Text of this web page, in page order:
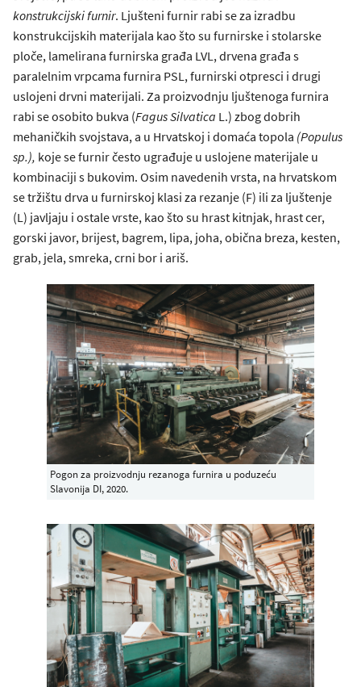
konstrukcijski furnir. Ljušteni furnir rabi se za izradbu
konstrukcijskih materijala kao što su furnirske i stolarske
ploče, lamelirana furnirska građa LVL, drvena građa s
paralelnim vrpcama furnira PSL, furnirski otpresci i drugi
uslojeni drvni materijali. Za proizvodnju ljuštenoga furnira
rabi se osobito bukva (Fagus Silvatica L.) zbog dobrih
mehaničkih svojstava, a u Hrvatskoj i domaća topola (Populus
sp.), koje se furnir često ugrađuje u uslojene materijale u
kombinaciji s bukovim. Osim navedenih vrsta, na hrvatskom
se tržištu drva u furnirskoj klasi za rezanje (F) ili za ljuštenje
(L) javljaju i ostale vrste, kao što su hrast kitnjak, hrast cer,
gorski javor, brijest, bagrem, lipa, joha, obična breza, kesten,
grab, jela, smreka, crni bor i ariš.
Pogon za proizvodnju rezanoga furnira u poduzeću
Slavonija DI, 2020.